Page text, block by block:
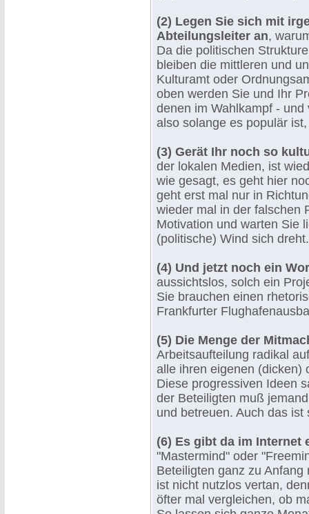
(2) Legen Sie sich mit
Abteilungsleiter an,
Da die politischen
bleiben die mittleren und
Kulturamt oder
oben werden Sie und Ihr
denen im Wahlkampf -
also solange es populär
(3) Gerät Ihr noch so
der lokalen Medien, ist
wie gesagt, es geht hier
geht erst mal nur in
wieder mal in der falschen
Motivation und warten Sie
(politische) Wind sich dreht.
(4) Und jetzt noch ein
aussichtslos, solch ein
Sie brauchen einen
Frankfurter
(5) Die Menge der
Arbeitsaufteilung radikal
alle ihren eigenen (dicken)
Diese progressiven Ideen
der Beteiligten muß
und betreuen. Auch das ist
(6) Es gibt da im Internet
"Mastermind" oder
Beteiligten ganz zu
ist nicht nutzlos vertan,
öfter mal vergleichen, ob